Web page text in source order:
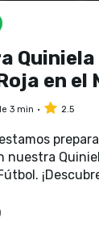
en el
3 min 2.5
nuestra